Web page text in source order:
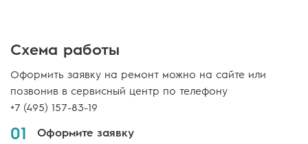
Схема работы
Оформить заявку на ремонт можно на сайте или
позвонив в сервисный центр по телефону
+7 (495) 157-83-19
01 Оформите заявку